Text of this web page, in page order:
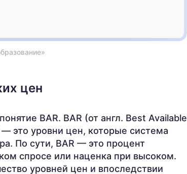
цен
BAR. BAR (от англ. Best Available
это уровни цен, которые система
По сути, BAR — это процент
спросе или наценка при высоком.
уровней цен и впоследствии